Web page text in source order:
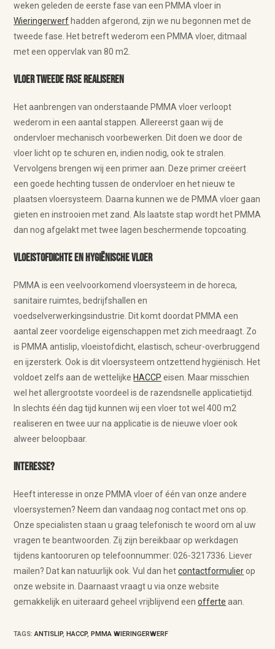
weken geleden de eerste fase van een PMMA vloer in
Wieringerwerf hadden afgerond, zijn we nu begonnen met de
tweede fase. Het betreft wederom een PMMA vloer, ditmaal
met een oppervlak van 80 m2.
Vloer tweede fase realiseren
Het aanbrengen van onderstaande PMMA vloer verloopt
wederom in een aantal stappen. Allereerst gaan wij de
ondervloer mechanisch voorbewerken. Dit doen we door de
vloer licht op te schuren en, indien nodig, ook te stralen.
Vervolgens brengen wij een primer aan. Deze primer creëert
een goede hechting tussen de ondervloer en het nieuw te
plaatsen vloersysteem. Daarna kunnen we de PMMA vloer gaan
gieten en instrooien met zand. Als laatste stap wordt het PMMA
dan nog afgelakt met twee lagen beschermende topcoating.
Vloeistofdichte en hygiënische vloer
PMMA is een veelvoorkomend vloersysteem in de horeca,
sanitaire ruimtes, bedrijfshallen en
voedselverwerkingsindustrie. Dit komt doordat PMMA een
aantal zeer voordelige eigenschappen met zich meedraagt. Zo
is PMMA antislip, vloeistofdicht, elastisch, scheur-overbruggend
en ijzersterk. Ook is dit vloersysteem ontzettend hygiënisch. Het
voldoet zelfs aan de wettelijke HACCP eisen. Maar misschien
wel het allergrootste voordeel is de razendsnelle applicatietijd.
In slechts één dag tijd kunnen wij een vloer tot wel 400 m2
realiseren en twee uur na applicatie is de nieuwe vloer ook
alweer beloopbaar.
Interesse?
Heeft interesse in onze PMMA vloer of één van onze andere
vloersystemen? Neem dan vandaag nog contact met ons op.
Onze specialisten staan u graag telefonisch te woord om al uw
vragen te beantwoorden. Zij zijn bereikbaar op werkdagen
tijdens kantooruren op telefoonnummer: 026-3217336. Liever
mailen? Dat kan natuurlijk ook. Vul dan hetcontactformulierop
onze website in. Daarnaast vraagt u via onze website
gemakkelijk en uiteraard geheel vrijblijvend eenofferte aan.
TAGS:ANTISLIP, HACCP, PMMA WIERINGERWERF